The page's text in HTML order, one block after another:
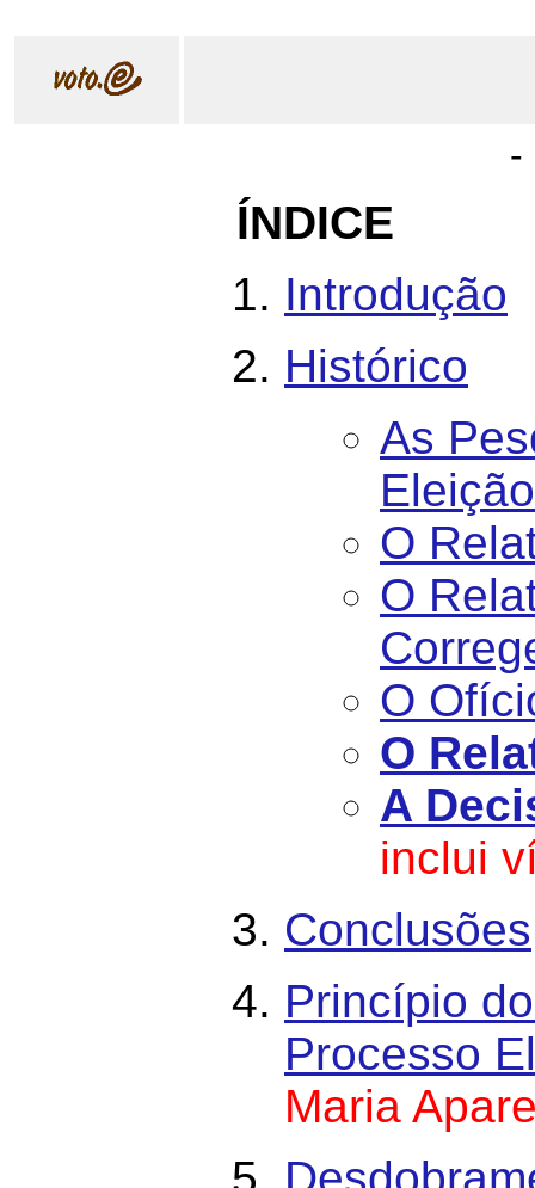
-
ÍNDICE
Introdução
Histórico
As
Eleição
O
O
O
O
A
inclui
Conclusões
Princípio
Processo
Maria